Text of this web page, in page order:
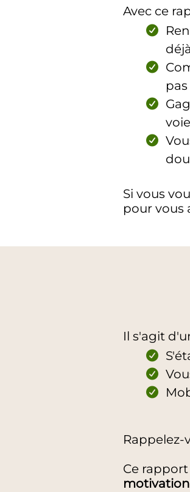
Avec ce
voie
Si vous
pour vous
Il s'agit
Rappelez-
Ce